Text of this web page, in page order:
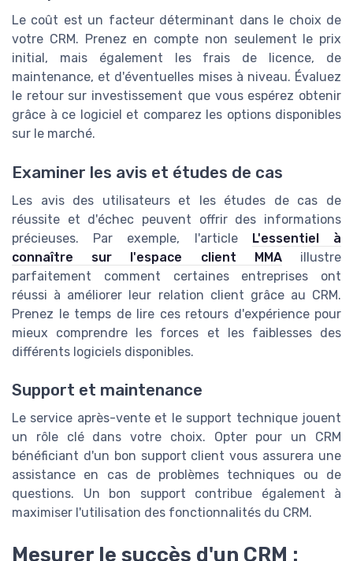
Le coût est un facteur déterminant dans le choix de
votre CRM. Prenez en compte non seulement le prix
initial, mais également les frais de licence, de
maintenance, et d'éventuelles mises à niveau. Évaluez
le retour sur investissement que vous espérez obtenir
grâce à ce logiciel et comparez les options disponibles
sur le marché.
Examiner les avis et études de cas
Les avis des utilisateurs et les études de cas de
réussite et d'échec peuvent offrir des informations
précieuses. Par exemple, l'article L'essentiel à
connaître sur l'espace client MMAillustre
parfaitement comment certaines entreprises ont
réussi à améliorer leur relation client grâce au CRM.
Prenez le temps de lire ces retours d'expérience pour
mieux comprendre les forces et les faiblesses des
différents logiciels disponibles.
Support et maintenance
Le service après-vente et le support technique jouent
un rôle clé dans votre choix. Opter pour un CRM
bénéficiant d'un bon support client vous assurera une
assistance en cas de problèmes techniques ou de
questions. Un bon support contribue également à
maximiser l'utilisation des fonctionnalités du CRM.
Mesurer le succès d'un CRM :